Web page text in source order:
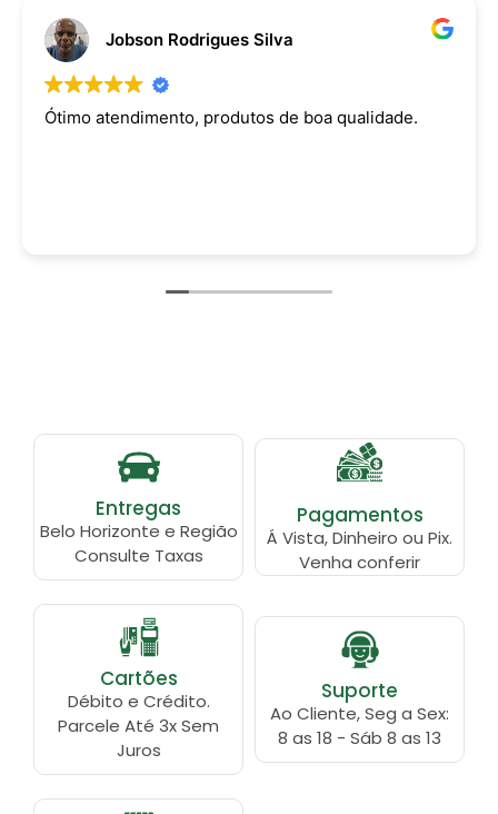
Jobson Rodrigues Silva
Ótimo atendimento, produtos de boa qualidade.
Entregas
Belo Horizonte e Região
Consulte Taxas
Pagamentos
Á Vista, Dinheiro ou Pix.
Venha conferir
Cartões
Débito e Crédito.
Parcele Até 3x Sem
Juros
Suporte
Ao Cliente, Seg a Sex:
8 as 18 - Sáb 8 as 13